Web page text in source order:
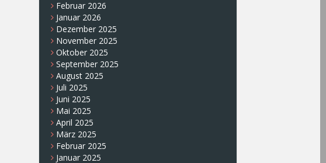
Februar 2026
Januar 2026
Dezember 2025
November 2025
Oktober 2025
September 2025
August 2025
Juli 2025
Juni 2025
Mai 2025
April 2025
März 2025
Februar 2025
Januar 2025